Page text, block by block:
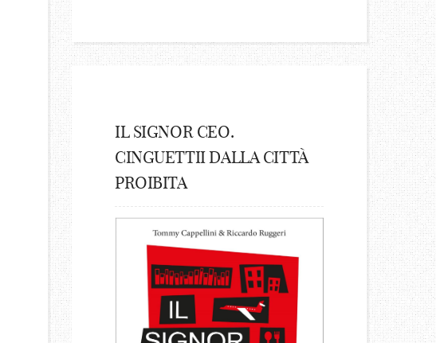
IL SIGNOR CEO.
CINGUETTII DALLA CITTÀ
PROIBITA